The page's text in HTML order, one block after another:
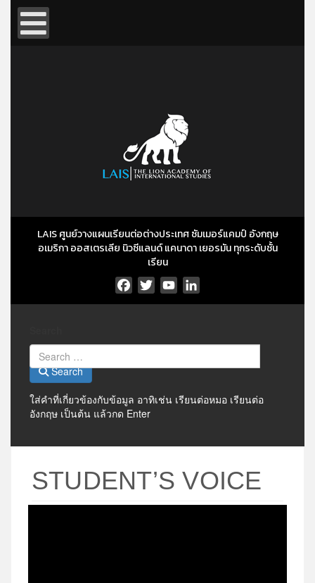
LAIS ศูนย์วางแผนเรียนต่อต่างประเทศ ซัมเมอร์แคมป์ อังกฤษ
อเมริกา ออสเตรเลีย นิวซีแลนด์ แคนาดา เยอรมัน ทุกระดับชั้น
เรียน
Facebook
TwitterYouTubeLinkedIn
Search
ใส่คำที่เกี่ยวข้องกับข้อมูล อาทิเช่น เรียนต่อหมอ เรียนต่อ
อังกฤษ เป็นต้น แล้วกด Enter
STUDENT’S VOICE